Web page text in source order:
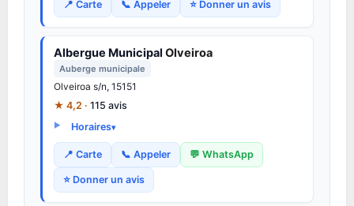
📍 Carte 📞 Appeler ⭐ Donner un avis
Albergue Municipal Olveiroa
Auberge municipale
Olveiroa s/n, 15151
★ 4,2 · 115 avis
Horaires
📍 Carte 📞 Appeler 💬 WhatsApp
⭐ Donner un avis